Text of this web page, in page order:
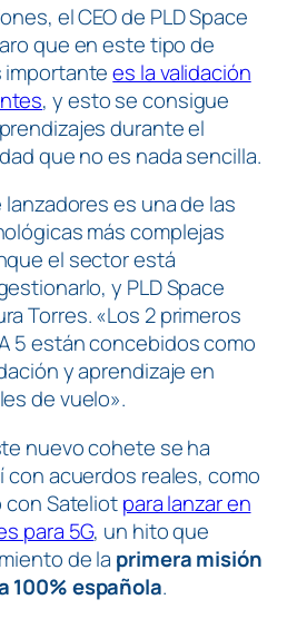
el CEO de PLD Space
que en este tipo de
importantees la validación
, y esto se consigue
durante el
que no es nada sencilla.
lanzadores es una de las
más complejas
el sector está
y PLD Space
Torres. «Los 2 primeros
5 están concebidos como
y aprendizaje en
de vuelo».
nuevo cohete se ha
con acuerdos reales, como
con Sateliotpara lanzar en
para 5G, un hito que
de la primera misión
100% española.